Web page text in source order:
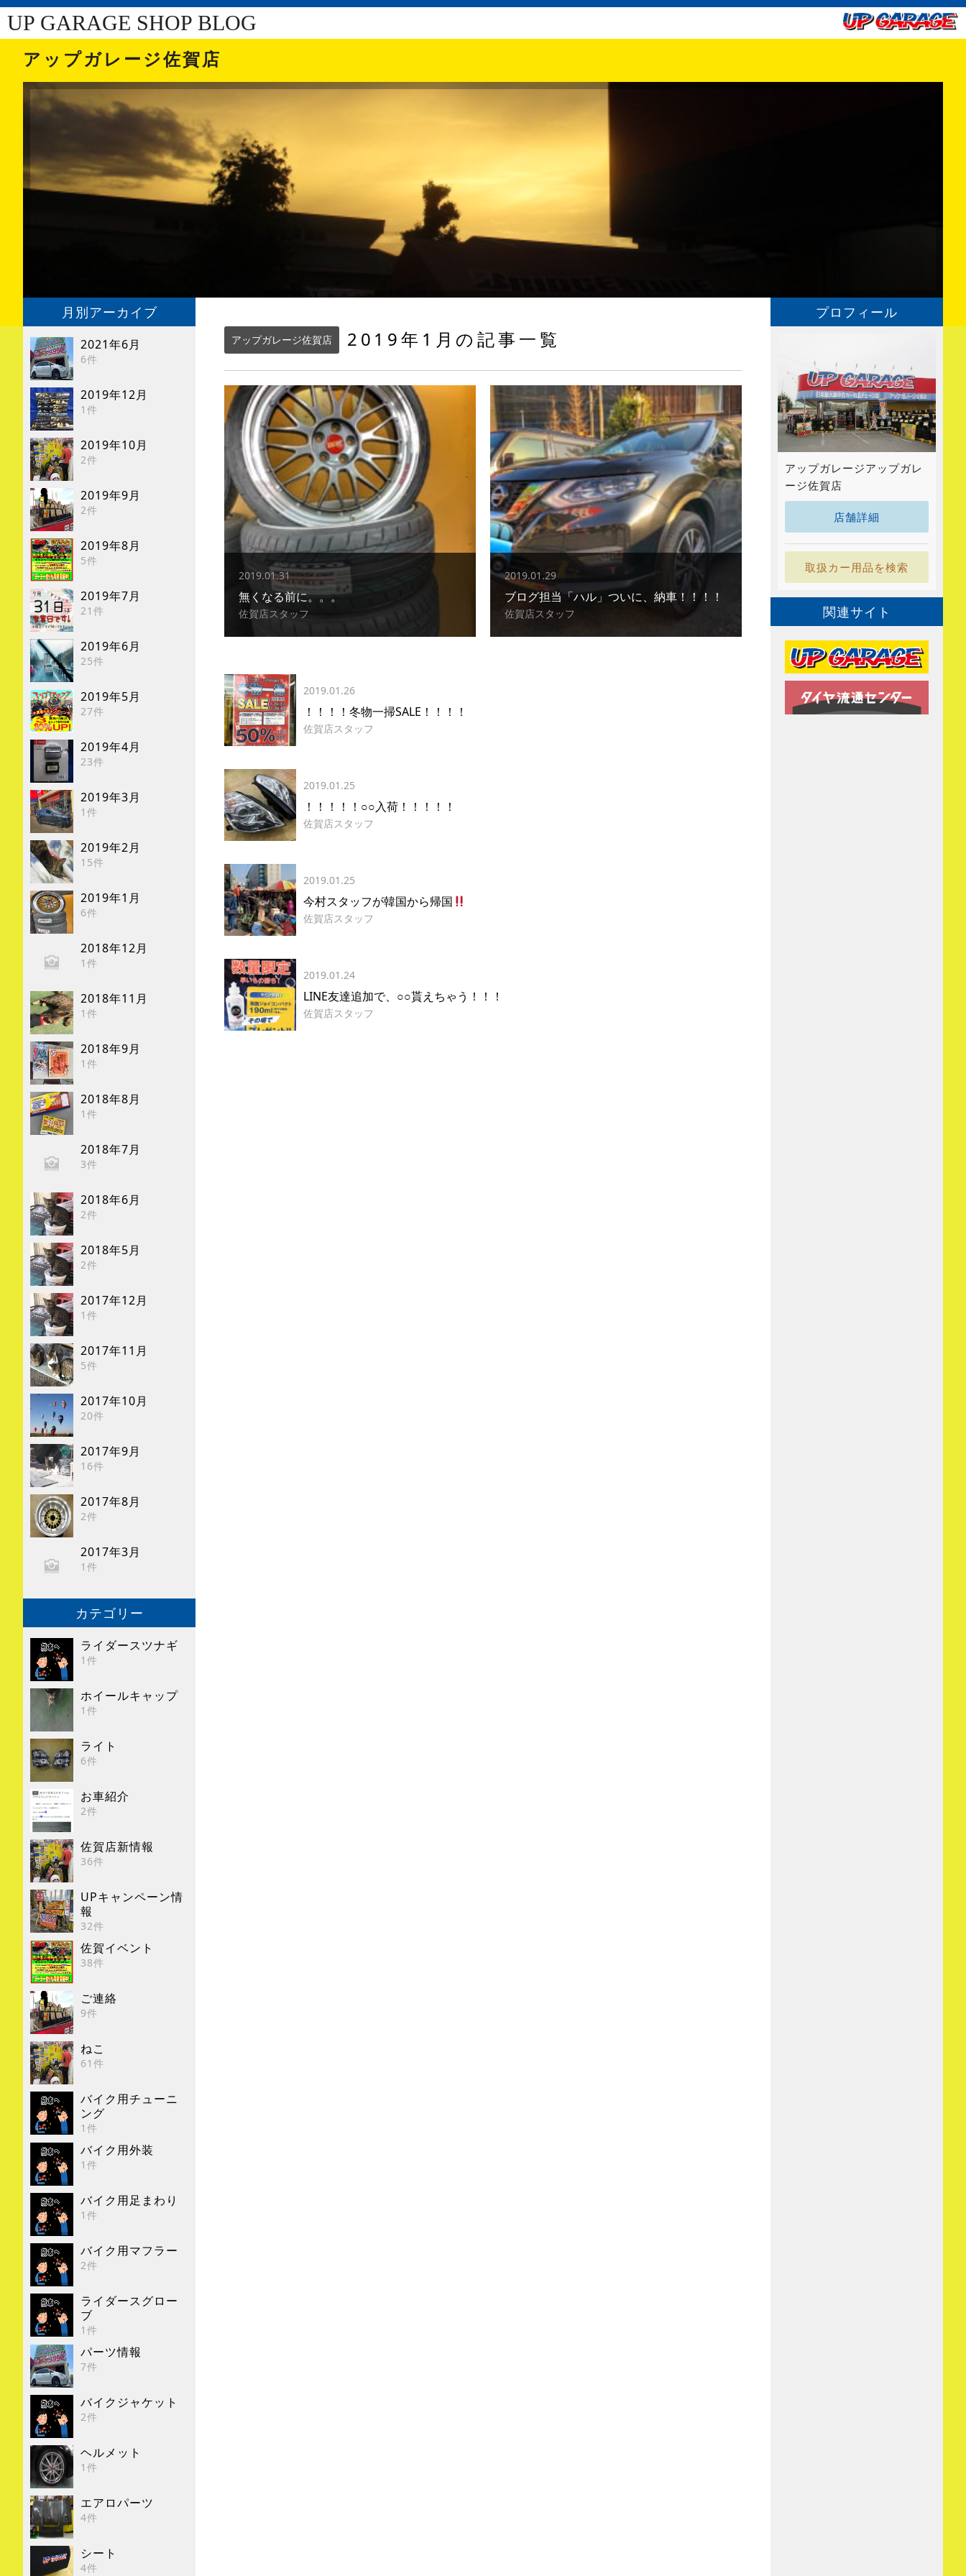
UP GARAGE SHOP BLOG
アップガレージ佐賀店
月別アーカイブ
2021年6月
6件
2019年12月
1件
2019年10月
2件
2019年9月
2件
2019年8月
5件
2019年7月
21件
2019年6月
25件
2019年5月
27件
2019年4月
23件
2019年3月
1件
2019年2月
15件
2019年1月
6件
2018年12月
1件
2018年11月
1件
2018年9月
1件
2018年8月
1件
2018年7月
3件
2018年6月
2件
2018年5月
2件
2017年12月
1件
2017年11月
5件
2017年10月
20件
2017年9月
16件
2017年8月
2件
2017年3月
1件
カテゴリー
ライダースツナギ
1件
ホイールキャップ
1件
ライト
6件
お車紹介
2件
佐賀店新情報
36件
UPキャンペーン情
報
32件
佐賀イベント
38件
ご連絡
9件
ねこ
61件
バイク用チューニ
ング
1件
バイク用外装
1件
バイク用足まわり
1件
バイク用マフラー
2件
ライダースグロー
ブ
1件
パーツ情報
7件
バイクジャケット
2件
ヘルメット
1件
エアロパーツ
4件
シート
4件
アップガレージ佐賀店 2019年1月の記事一覧
2019.01.31
無くなる前に。。。
佐賀店スタッフ
2019.01.29
ブログ担当「ハル」ついに、納車！！！！
佐賀店スタッフ
2019.01.26
！！！！冬物一掃SALE！！！！
佐賀店スタッフ
2019.01.25
！！！！！○○入荷！！！！！
佐賀店スタッフ
2019.01.25
今村スタッフが韓国から帰国
佐賀店スタッフ
2019.01.24
LINE友達追加で、○○貰えちゃう！！！
佐賀店スタッフ
プロフィール
アップガレージアップガレ
ージ佐賀店
店舗詳細
取扱カー用品を検索
関連サイト